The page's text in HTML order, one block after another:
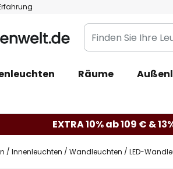
Finden
Sie
Leuchte...
Räume
EXTRA 10% ab 109 € &
Innenleuchten Wandleuchten LED-